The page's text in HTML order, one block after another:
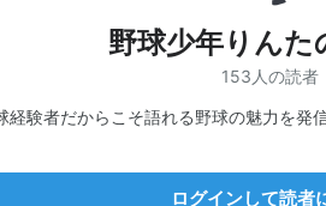
野球少年りんた
153人の読者
経験者だからこそ語れる野球の魅力を発
ログインして読者